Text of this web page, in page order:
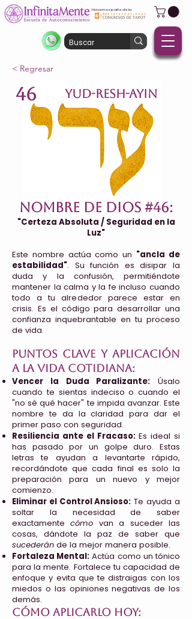
Hacemos parte de la
< Regresar
Nombre de Dios #46:
"Certeza Absoluta / Seguridad en la
Luz"
Este nombre actúa como un "ancla de
estabilidad". Su función es disipar la
duda y la confusión, permitiéndote
mantener la calma y la fe incluso cuando
todo a tu alrededor parece estar en
crisis. Es el código para desarrollar una
confianza inquebrantable en tu proceso
de vida.
Puntos clave y aplicación
a la vida cotidiana:
Vencer la Duda Paralizante: Úsalo
cuando te sientas indeciso o cuando el
"no sé qué hacer" te impida avanzar. Este
nombre te da la claridad para dar el
primer paso con seguridad.
Resiliencia ante el Fracaso:Es ideal si
has pasado por un golpe duro. Estas
letras te ayudan a levantarte rápido,
recordándote que cada final es solo la
preparación para un nuevo y mejor
comienzo.
Eliminar el Control Ansioso: Te ayuda a
soltar la necesidad de saber
exactamentecómo van a suceder las
cosas, dándote la paz de saber que
sucederán de la mejor manera posible.
Fortaleza Mental: Actúa como un tónico
para la mente. Fortalece tu capacidad de
enfoque y evita que te distraigas con los
miedos o las opiniones negativas de los
demás.
Cómo aplicarlo hoy:
46 YUD-RESH-AYIN